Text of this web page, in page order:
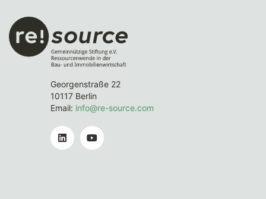
Georgenstraße 22
10117 Berlin
Email: info@re-source.com